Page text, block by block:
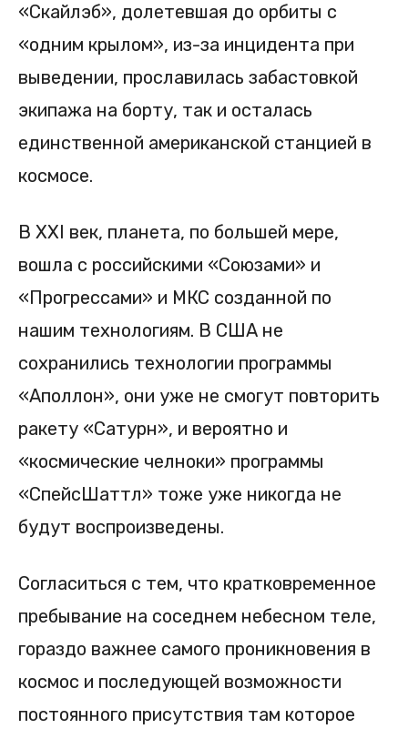
«Скайлэб», долетевшая до орбиты с
«одним крылом», из-за инцидента при
выведении, прославилась забастовкой
экипажа на борту, так и осталась
единственной американской станцией в
космосе.
В XXI век, планета, по большей мере,
вошла с российскими «Союзами» и
«Прогрессами» и МКС созданной по
нашим технологиям. В США не
сохранились технологии программы
«Аполлон», они уже не смогут повторить
ракету «Сатурн», и вероятно и
«космические челноки» программы
«СпейсШаттл» тоже уже никогда не
будут воспроизведены.
Согласиться с тем, что кратковременное
пребывание на соседнем небесном теле,
гораздо важнее самого проникновения в
космос и последующей возможности
постоянного присутствия там которое